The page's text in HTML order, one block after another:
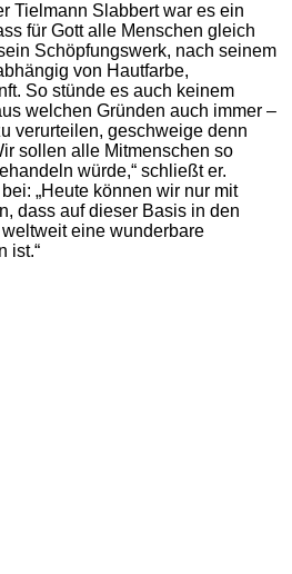
Tielmann Slabbert war es ein
für Gott alle Menschen gleich
Schöpfungswerk, nach seinem
von Hautfarbe,
So stünde es auch keinem
welchen Gründen auch immer –
verurteilen, geschweige denn
sollen alle Mitmenschen so
würde,“ schließt er.
„Heute können wir nur mit
dass auf dieser Basis in den
eine wunderbare
ist.“